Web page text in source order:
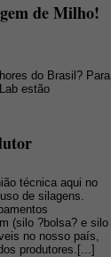
de Milho!
do Brasil? Para
estão
técnica aqui no
de silagens.
(silo ?bolsa? e silo
no nosso país,
produtores.[...]